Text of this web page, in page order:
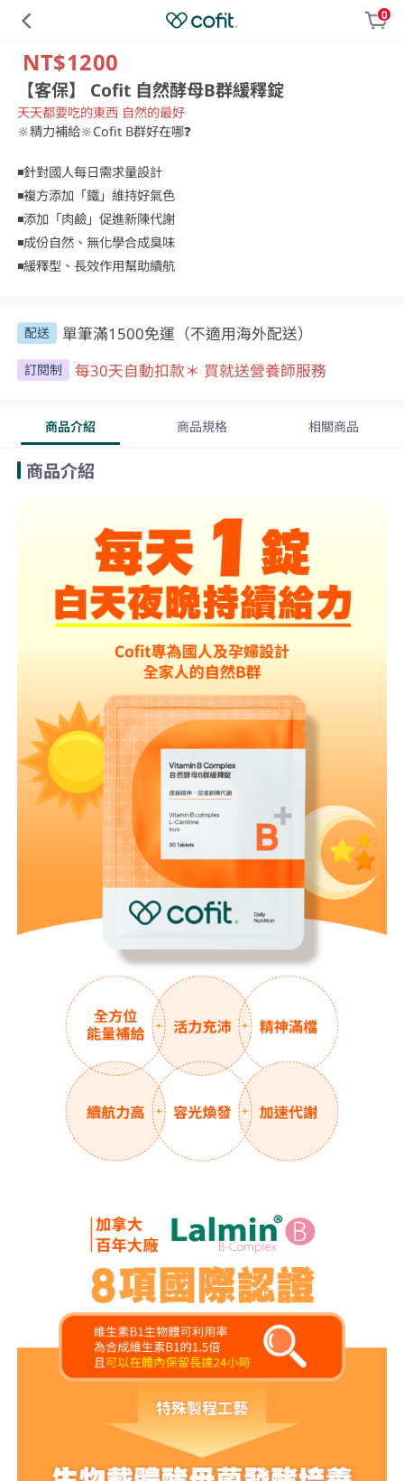
0
NT$1200
【客保】 Cofit 自然酵母B群緩釋錠
天天都要吃的東西 自然的最好
🔆精力補給🔆Cofit B群好在哪❓
◾針對國人每日需求量設計
◾複方添加「鐵」維持好氣色
◾添加「肉鹼」促進新陳代謝
◾成份自然、無化學合成臭味
◾緩釋型、長效作用幫助續航
配送 單筆滿1500免運（不適用海外配送）
訂閱制 每30天自動扣款＊ 買就送營養師服務
商品介紹 商品規格 相關商品
商品介紹